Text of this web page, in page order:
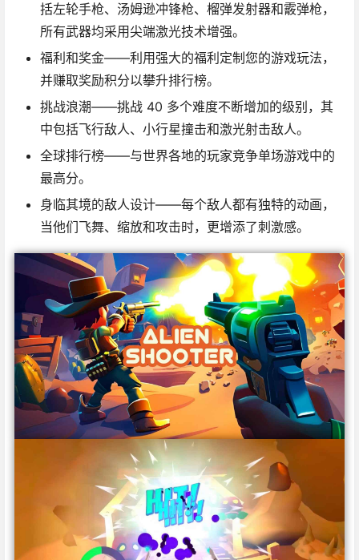
括左轮手枪、汤姆逊冲锋枪、榴弹发射器和霰弹枪，
所有武器均采用尖端激光技术增强。
福利和奖金——利用强大的福利定制您的游戏玩法，
并赚取奖励积分以攀升排行榜。
挑战浪潮——挑战 40 多个难度不断增加的级别，其
中包括飞行敌人、小行星撞击和激光射击敌人。
全球排行榜——与世界各地的玩家竞争单场游戏中的
最高分。
身临其境的敌人设计——每个敌人都有独特的动画，
当他们飞舞、缩放和攻击时，更增添了刺激感。